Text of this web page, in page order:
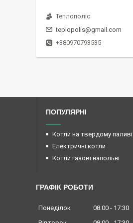
Теплополіс
teplopolis@gmail.com
+380970793535
ПОПУЛЯРНІ
Котли на твердому паливі
Електричні котли
Котли газові напольні
ГРАФІК РОБОТИ
Понеділок 08:00
17:30